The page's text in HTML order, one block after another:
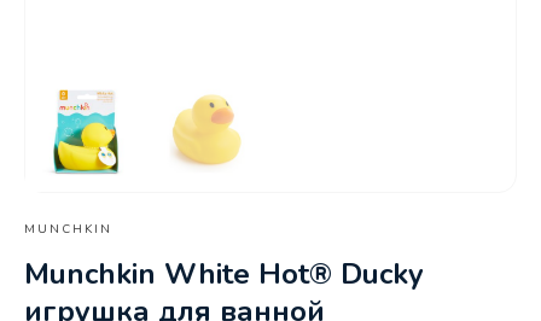
MUNCHKIN
Munchkin White Hot® Ducky
игрушка для ванной